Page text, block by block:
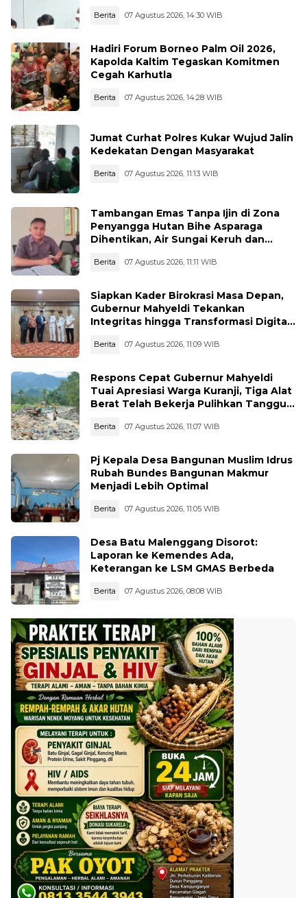
Berita 07 Agustus 2026, 14:30 WIB
Hadiri Forum Borneo Palm Oil 2026,
Kapolda Kaltim Tegaskan Komitmen
Cegah Karhutla
Berita 07 Agustus 2026, 14:28 WIB
Jumat Curhat Polres Kukar Wujud Jalin
Kedekatan Dengan Masyarakat
Berita 07 Agustus 2026, 11:13 WIB
Tambangan Emas Tanpa Ijin di Zona
Penyangga Hutan Bihe Asparaga
Dihentikan, Air Sungai Keruh dan
Berita 07 Agustus 2026, 11:11 WIB
Siapkan Kader Birokrasi Masa Depan,
Gubernur Mahyeldi Tekankan
Integritas hingga Transformasi Digital
Berita 07 Agustus 2026, 11:09 WIB
Respons Cepat Gubernur Mahyeldi
Tuai Apresiasi Warga Kuranji, Tiga Alat
Berat Telah Bekerja Pulihkan Tanggul
Berita 07 Agustus 2026, 11:07 WIB
Pj Kepala Desa Bangunan Muslim Idrus
Rubah Bundes Bangunan Makmur
Menjadi Lebih Optimal
Berita 07 Agustus 2026, 11:05 WIB
Desa Batu Malenggang Disorot:
Laporan ke Kemendes Ada,
Keterangan ke LSM GMAS Berbeda
Berita 07 Agustus 2026, 08:08 WIB